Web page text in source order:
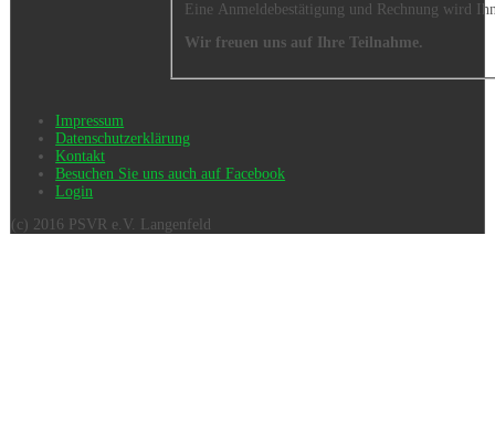
Eine Anmeldebestätigung und Rechnung wird
Wir freuen uns auf Ihre Teilnahme.
Impressum
Datenschutzerklärung
Kontakt
Besuchen Sie uns auch auf Facebook
Login
(c) 2016 PSVR e.V. Langenfeld